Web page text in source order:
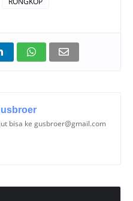
bisa ke gusbroer@gmail.com